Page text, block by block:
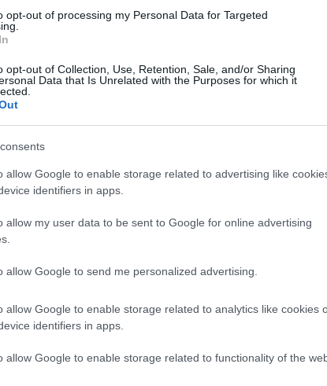
opt-out of processing my Personal Data for Targeted
opt-out of Collection, Use, Retention, Sale, and/or Sharing
Data that Is Unrelated with the Purposes for which it
allow Google to enable storage related to advertising like
identifiers in apps.
allow my user data to be sent to Google for online advertising
allow Google to send me personalized advertising.
allow Google to enable storage related to analytics like cookies
identifiers in apps.
allow Google to enable storage related to functionality of the
Gestro, responsabile della struttura
con stupore che alcune delle
struttura e da un tecnico responsabile
Garbarino non erano esatte. In questo
le quali mi sembravano coerenti con il
burocrazia che impone norme in ogni
imperdonabile leggerezza, di cui mi
mi si accusa di aver divulgato una
delle Terme di Lurisia che non
che mi ha fornito il medico a capo della
line, “la fonte Garbarino negli ultimi anni
vista la scarsa quantità e la non grande
per le cure principali come la fango